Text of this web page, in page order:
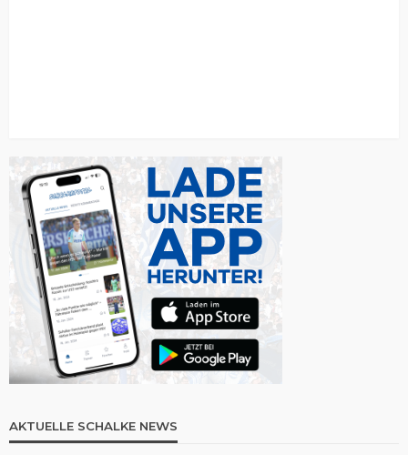
AKTUELLE SCHALKE NEWS